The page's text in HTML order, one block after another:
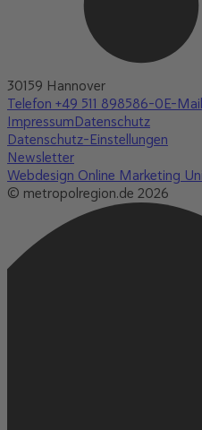
30159 Hannover
Telefon +49 511 898586-0E-
ImpressumDatenschutz
Datenschutz-Einstellungen
Newsletter
Webdesign Online Marketing
© metropolregion.de 2026